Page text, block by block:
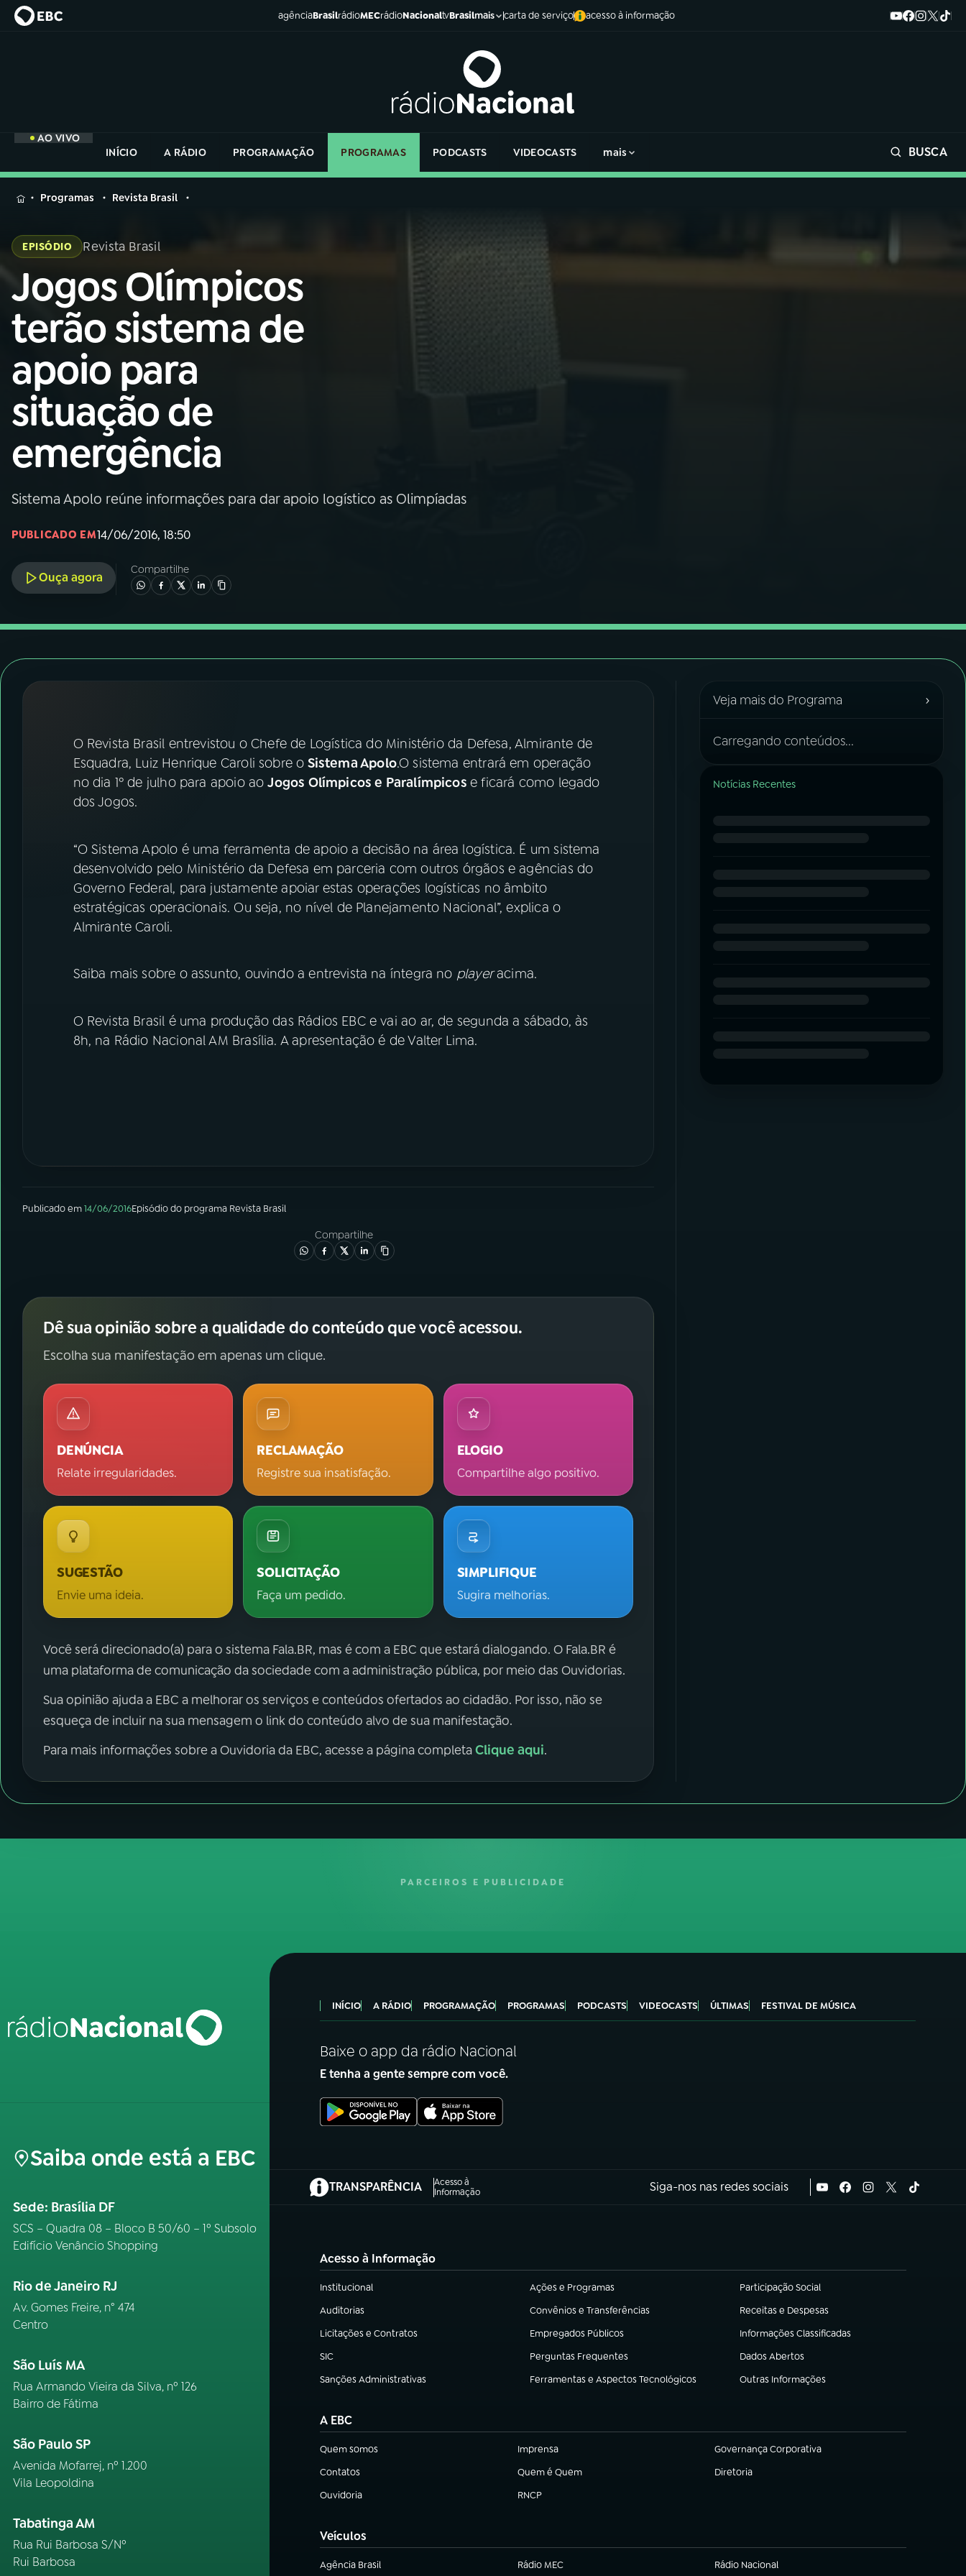
agênciaBrasilrádioMECrádioNacionaltvBrasilmais carta de serviço acesso à informação
AO VIVO
INÍCIO
A RÁDIO PROGRAMAÇÃO PROGRAMAS PODCASTS VIDEOCASTS mais BUSCA
MENU
Buscar
na
Rádio
Nacional
AO VIVO
01 INÍCIO
02A RÁDIO
03 PROGRAMAÇÃO
04PROGRAMAS
ACOMPANHE A RÁDIO NACIONAL
YouTube Facebook
Instagram
na
Rádio
Programas Revista Brasil
EPISÓDIO Revista Brasil
Jogos Olímpicos
terão sistema de
apoio para
situação de
emergência
Sistema Apolo reúne informações para dar apoio logístico as Olimpíadas
PUBLICADO EM14/06/2016, 18:50
Ouça agora
Compartilhe
O Revista Brasil entrevistou o Chefe de Logística do Ministério da Defesa, Almirante de
Esquadra, Luiz Henrique Caroli sobre o Sistema Apolo.O sistema entrará em operação
no dia 1º de julho para apoio aoJogos Olímpicos e Paralímpicose ficará como legado
dos Jogos.
“O Sistema Apolo é uma ferramenta de apoio a decisão na área logística. É um sistema
desenvolvido pelo Ministério da Defesa em parceria com outros órgãos e agências do
Governo Federal, para justamente apoiar estas operações logísticas no âmbito
estratégicas operacionais. Ou seja, no nível de Planejamento Nacional”, explica o
Almirante Caroli.
Saiba mais sobre o assunto, ouvindo a entrevista na íntegra no playeracima.
O Revista Brasil é uma produção das Rádios EBC e vai ao ar, de segunda a sábado, às
8h, na Rádio Nacional AM Brasília. A apresentação é de Valter Lima.
Publicado em14/06/2016Episódiodo programa Revista Brasil
Compartilhe
Dê sua opinião sobre a qualidade do conteúdo que você acessou.
Escolha sua manifestação em apenas um clique.
DENÚNCIA
Relate irregularidades.
RECLAMAÇÃO
Registre sua insatisfação.
ELOGIO
Compartilhe algo positivo.
SUGESTÃO
Envie uma ideia.
SOLICITAÇÃO
Faça um pedido.
SIMPLIFIQUE
Sugira melhorias.
Você será direcionado(a) para o sistema Fala.BR, mas é com a EBC que estará dialogando. O Fala.BR é
uma plataforma de comunicação da sociedade com a administração pública, por meio das Ouvidorias.
Sua opinião ajuda a EBC a melhorar os serviços e conteúdos ofertados ao cidadão. Por isso, não se
esqueça de incluir na sua mensagem o link do conteúdo alvo de sua manifestação.
Para mais informações sobre a Ouvidoria da EBC, acesse a página completaClique aqui.
Veja mais do Programa ›
Carregando conteúdos...
Notícias Recentes
PARCEIROS E PUBLICIDADE
Saiba onde está a EBC
Sede: Brasília DF
SCS – Quadra 08 – Bloco B 50/60 – 1º Subsolo
Edifício Venâncio Shopping
Rio de Janeiro RJ
Av. Gomes Freire, n° 474
Centro
São Luís MA
Rua Armando Vieira da Silva, nº 126
Bairro de Fátima
São Paulo SP
Avenida Mofarrej, nº 1.200
Vila Leopoldina
Tabatinga AM
Rua Rui Barbosa S/Nº
Rui Barbosa
INÍCIO A RÁDIO PROGRAMAÇÃO PROGRAMAS PODCASTS VIDEOCASTS ÚLTIMAS FESTIVAL DE MÚSICA
Baixe o app da rádio Nacional
E tenha a gente sempre com você.
TRANSPARÊNCIA
Acesso à
Informação
(abre em nova aba) Siga-nos nas redes sociais
Acesso à Informação
Institucional
(abre em nova aba) Ações e Programas
(abre em nova aba) Participação Social
(abre em nova aba)
Auditorias
(abre em nova aba) Convênios e Transferências
(abre em nova aba) Receitas e Despesas
(abre em nova aba)
Licitações e Contratos
(abre em nova aba) Empregados Públicos
(abre em nova aba) Informações Classificadas
(abre em nova aba)
SIC
(abre em nova aba) Perguntas Frequentes
(abre em nova aba) Dados Abertos
(abre em nova aba)
Sanções Administrativas
(abre em nova aba) Ferramentas e Aspectos Tecnológicos
(abre em nova aba) Outras Informações
(abre em nova aba)
A EBC
Quem somos
(abre em nova aba) Imprensa
(abre em nova aba) Governança Corporativa
(abre em nova aba)
Contatos
(abre em nova aba) Quem é Quem
(abre em nova aba) Diretoria
(abre em nova aba)
Ouvidoria
(abre em nova aba) RNCP
(abre em nova aba)
Veículos
Agência Brasil
(abre em nova aba) Rádio MEC
(abre em nova aba) Rádio Nacional